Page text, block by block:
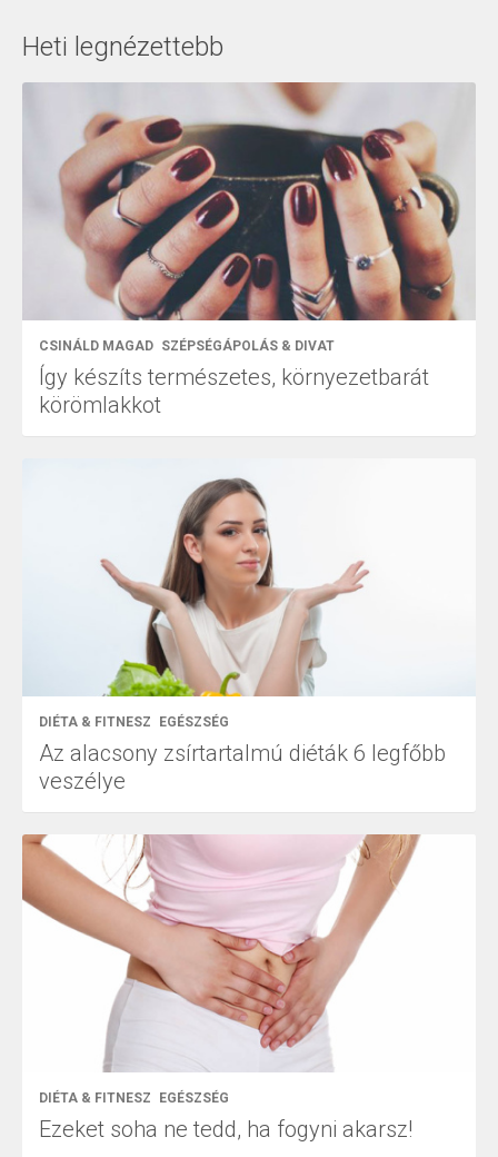
Heti legnézettebb
CSINÁLD MAGAD SZÉPSÉGÁPOLÁS & DIVAT
Így készíts természetes, környezetbarát
körömlakkot
DIÉTA & FITNESZ EGÉSZSÉG
Az alacsony zsírtartalmú diéták 6 legfőbb
veszélye
DIÉTA & FITNESZ EGÉSZSÉG
Ezeket soha ne tedd, ha fogyni akarsz!